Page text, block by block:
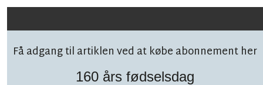
Få adgang til artiklen ved at købe abonnement her
160 års fødselsdag